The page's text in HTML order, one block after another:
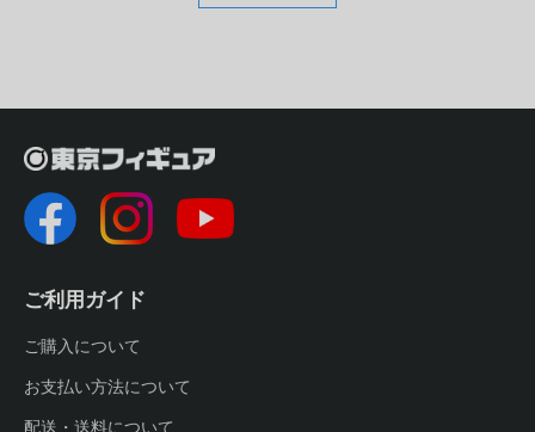
ご利用ガイド
ご購入について
お支払い方法について
配送・送料について